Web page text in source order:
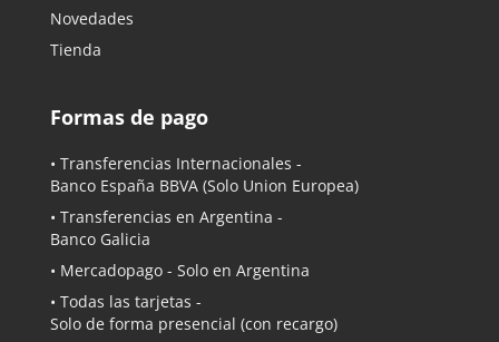
Novedades
Tienda
Formas de pago
• Transferencias Internacionales -
Banco España BBVA (Solo Union Europea)
• Transferencias en Argentina -
Banco Galicia
• Mercadopago - Solo en Argentina
• Todas las tarjetas -
Solo de forma presencial (con recargo)